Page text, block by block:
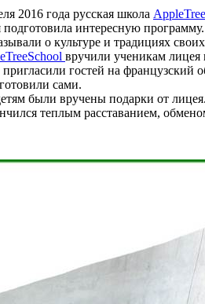
2016 года русская школа
интересную
о культуре и традициях
вручили ученикам лицея
пригласили гостей на французский
сами.
были вручены подарки от лицея.
теплым расставанием,